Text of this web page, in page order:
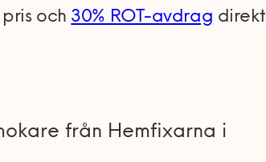
och 30% ROT-avdrag direkt
från Hemfixarna i